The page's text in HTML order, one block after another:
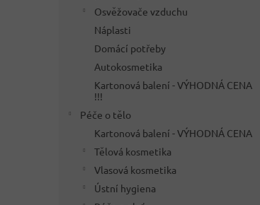
Osvěžovače vzduchu
Náplasti
Domácí potřeby
Autokosmetika
Kartonová balení - VÝHODNÁ CENA
!!!
Péče o tělo
Kartonová balení - VÝHODNÁ CENA
Tělová kosmetika
Vlasová kosmetika
Ústní hygiena